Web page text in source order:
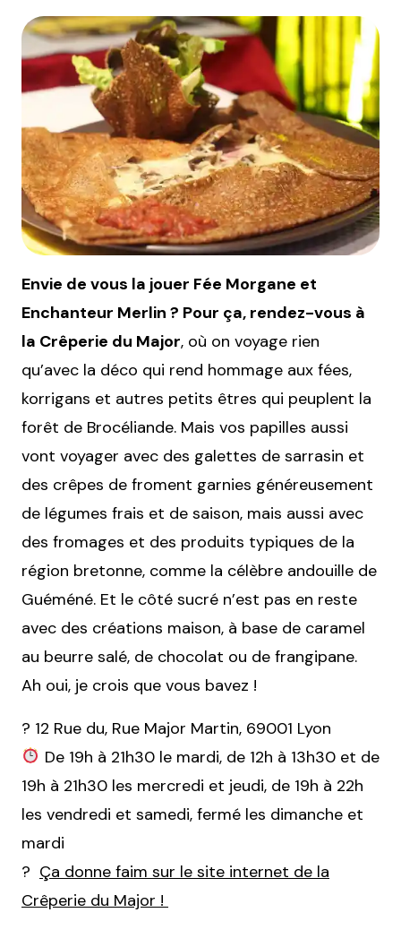
Envie de vous la jouer Fée Morgane et
Enchanteur Merlin ? Pour ça, rendez-vous à
la Crêperie du Major, où on voyage rien
qu’avec la déco qui rend hommage aux fées,
korrigans et autres petits êtres qui peuplent la
forêt de Brocéliande. Mais vos papilles aussi
vont voyager avec des galettes de sarrasin et
des crêpes de froment garnies généreusement
de légumes frais et de saison, mais aussi avec
des fromages et des produits typiques de la
région bretonne, comme la célèbre andouille de
Guéméné. Et le côté sucré n’est pas en reste
avec des créations maison, à base de caramel
au beurre salé, de chocolat ou de frangipane.
Ah oui, je crois que vous bavez !
? 12 Rue du, Rue Major Martin, 69001 Lyon
De 19h à 21h30 le mardi, de 12h à 13h30 et de
19h à 21h30 les mercredi et jeudi, de 19h à 22h
les vendredi et samedi, fermé les dimanche et
mardi
? Ça donne faim sur le site internet de la
Crêperie du Major !